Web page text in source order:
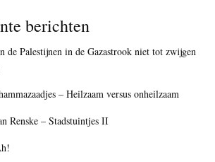
berichten
de Palestijnen in de Gazastrook niet tot zwijgen
– Heilzaam versus onheilzaam
Renske – Stadstuintjes II